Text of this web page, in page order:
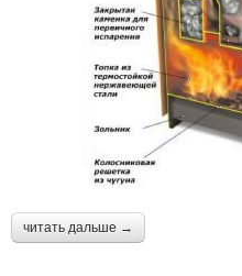
читать дальше →